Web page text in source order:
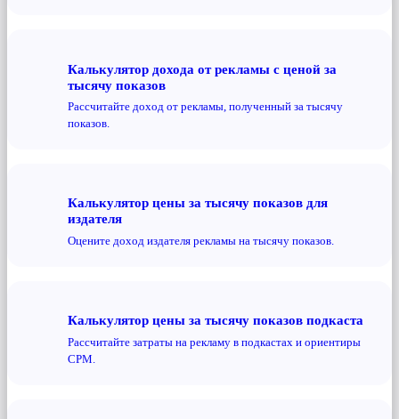
Калькулятор дохода от рекламы с ценой за
тысячу показов
Рассчитайте доход от рекламы, полученный за тысячу
показов.
Калькулятор цены за тысячу показов для
издателя
Оцените доход издателя рекламы на тысячу показов.
Калькулятор цены за тысячу показов подкаста
Рассчитайте затраты на рекламу в подкастах и ​​ориентиры
CPM.